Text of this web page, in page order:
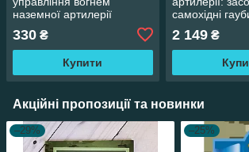
наземної артилерії
(дивізіон, батарея, взвод,
гармата)
330 ₴
Купити
самохідні
курс,стрільба
2 149₴
Акційні пропозиції та новинки
–29% –25%